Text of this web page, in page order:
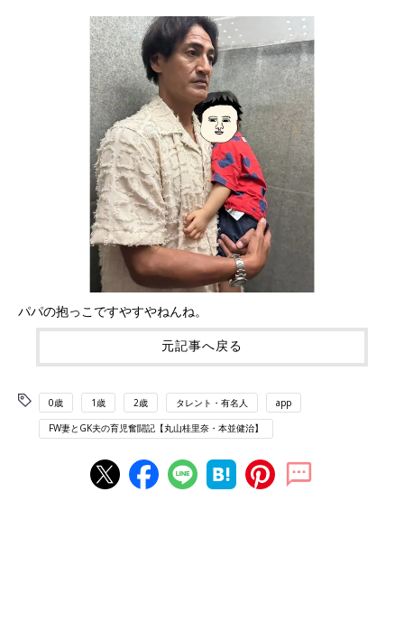
パパの抱っこですやすやねんね。
元記事へ戻る
0歳 1歳 2歳 タレント・有名人 app
FW妻とGK夫の育児奮闘記【丸山桂里奈・本並健治】